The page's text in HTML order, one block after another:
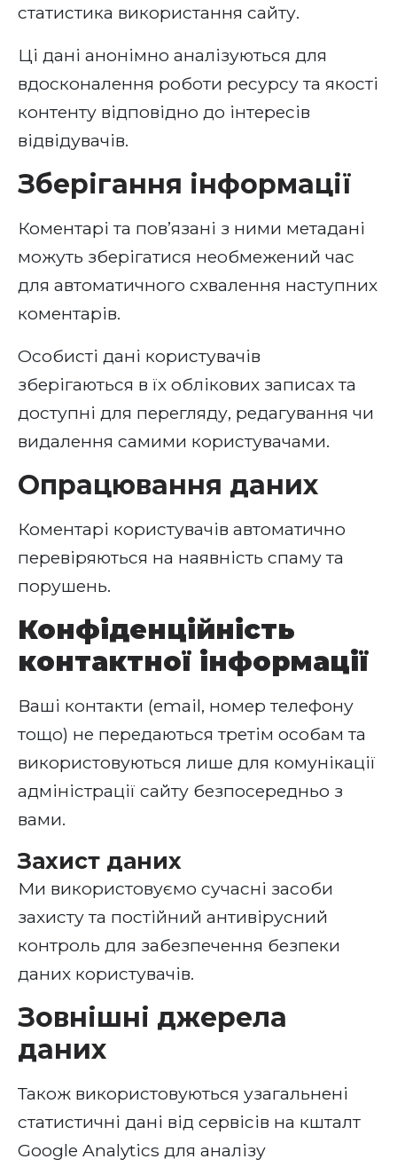
статистика використання сайту.
Ці дані анонімно аналізуються для
вдосконалення роботи ресурсу та якості
контенту відповідно до інтересів
відвідувачів.
Зберігання інформації
Коментарі та пов’язані з ними метадані
можуть зберігатися необмежений час
для автоматичного схвалення наступних
коментарів.
Особисті дані користувачів
зберігаються в їх облікових записах та
доступні для перегляду, редагування чи
видалення самими користувачами.
Опрацювання даних
Коментарі користувачів автоматично
перевіряються на наявність спаму та
порушень.
Конфіденційність
контактної інформації
Ваші контакти (email, номер телефону
тощо) не передаються третім особам та
використовуються лише для комунікації
адміністрації сайту безпосередньо з
вами.
Захист даних
Ми використовуємо сучасні засоби
захисту та постійний антивірусний
контроль для забезпечення безпеки
даних користувачів.
Зовнішні джерела
даних
Також використовуються узагальнені
статистичні дані від сервісів на кшталт
Google Analytics для аналізу